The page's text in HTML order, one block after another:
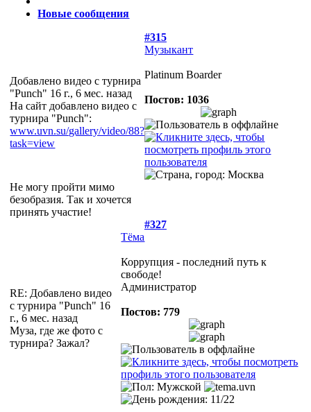
Новые сообщения
#315
Добавлено видео с турнира
"Punch" 16 г., 6 мес. назад
На сайт добавлено видео с
турнира "Punch":
www.uvn.su/gallery/video/88?
task=view
Музыкант
Platinum Boarder
Постов: 1036
Не могу пройти мимо
безобразия. Так и хочется
принять участие!
#327
RE: Добавлено видео
с турнира "Punch" 16
г., 6 мес. назад
Муза, где же фото с
турнира? Зажал?
Тёма
Коррупция - последний путь к
свободе!
Администратор
Постов: 779